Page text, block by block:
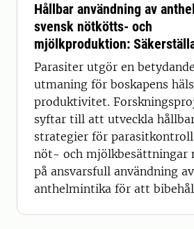
Hållbar användning av
svensk nötkötts- och
mjölkproduktion:
parasitkontroll samtidigt som
resistens bekämpas
Parasiter utgör en betydande
utmaning för boskapens
produktivitet.
syftar till att utveckla
strategier för parasitkontroll
nöt- och mjölkbesättningar
på ansvarsfull användning av
anthelmintika för att